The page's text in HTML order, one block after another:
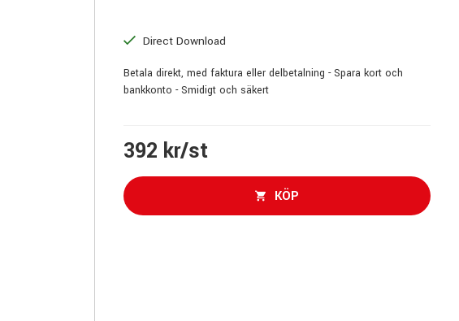
Direct Download
Betala direkt, med faktura eller delbetalning - Spara kort och
bankkonto - Smidigt och säkert
392 kr/st
KÖP